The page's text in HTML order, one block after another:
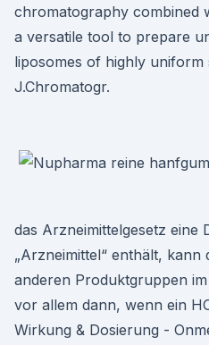
chromatography combined
a versatile tool to prepare
liposomes of highly uniform
J.Chromatogr.
das Arzneimittelgesetz eine
„Arzneimittel“ enthält, kann
anderen Produktgruppen
vor allem dann, wenn ein
Wirkung & Dosierung -